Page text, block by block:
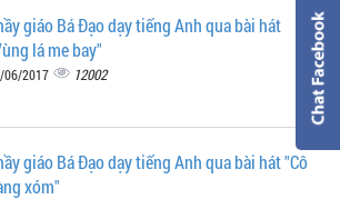
giáo Bá Đạo dạy tiếng Anh qua bài hát
lá me bay"
06/2017 12002
giáo Bá Đạo dạy tiếng Anh qua bài hát "Cô
xóm"